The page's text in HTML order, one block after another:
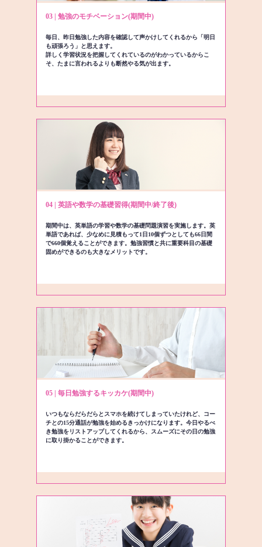
03 | 勉強のモチベーション(期間中)
毎日、昨日勉強した内容を確認して声かけしてくれるから「明日
も頑張ろう」と思えます。
詳しく学習状況を把握してくれているのがわかっているからこ
そ、たまに言われるよりも断然やる気が出ます。
04 | 英語や数学の基礎習得(期間中/終了後)
期間中は、英単語の学習や数学の基礎問題演習を実施します。英
単語であれば、少なめに見積もって1日10個ずつとしても66日間
で660個覚えることができます。勉強習慣と共に重要科目の基礎
固めができるのも大きなメリットです。
05 | 毎日勉強するキッカケ(期間中)
いつもならだらだらとスマホを続けてしまっていたけれど、コー
チとの15分通話が勉強を始めるきっかけになります。今日やるべ
き勉強をリストアップしてくれるから、スムーズにその日の勉強
に取り掛かることができます。